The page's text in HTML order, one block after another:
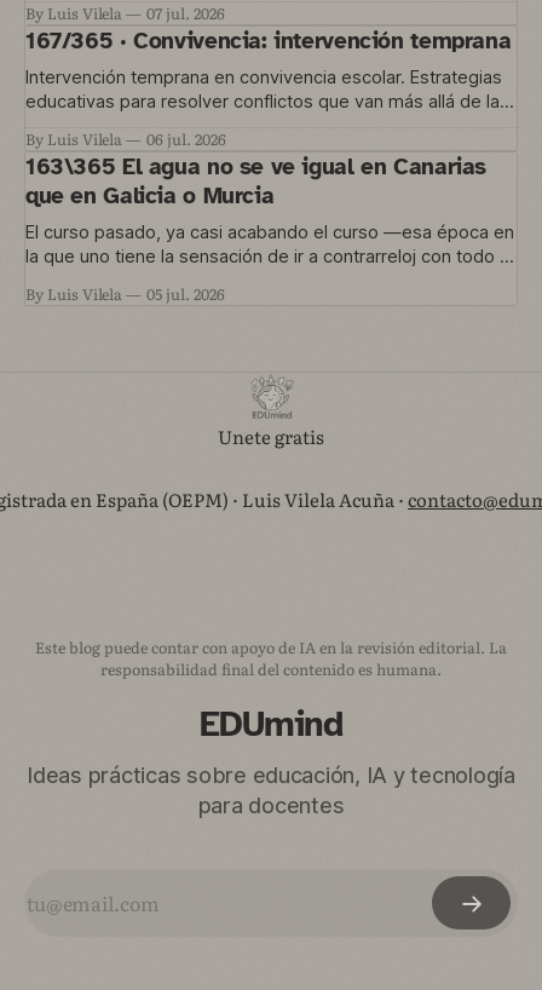
By Luis Vilela 07 jul. 2026
167/365 · Convivencia: intervención temprana
Intervención temprana en convivencia escolar. Estrategias
educativas para resolver conflictos que van más allá de las
By Luis Vilela 06 jul. 2026
163\365 El agua no se ve igual en Canarias
que en Galicia o Murcia
El curso pasado, ya casi acabando el curso —esa época en
la que uno tiene la sensación de ir a contrarreloj con todo lo
proyecto que está en marcha ahora. Una convocatoria de
By Luis Vilela 05 jul. 2026
Unete gratis
en España (OEPM) · Luis Vilela Acuña ·
Este blog puede contar con apoyo de IA en la revisión editorial. La
responsabilidad final del contenido es humana.
EDUmind
Ideas prácticas sobre educación, IA y tecnología
para docentes